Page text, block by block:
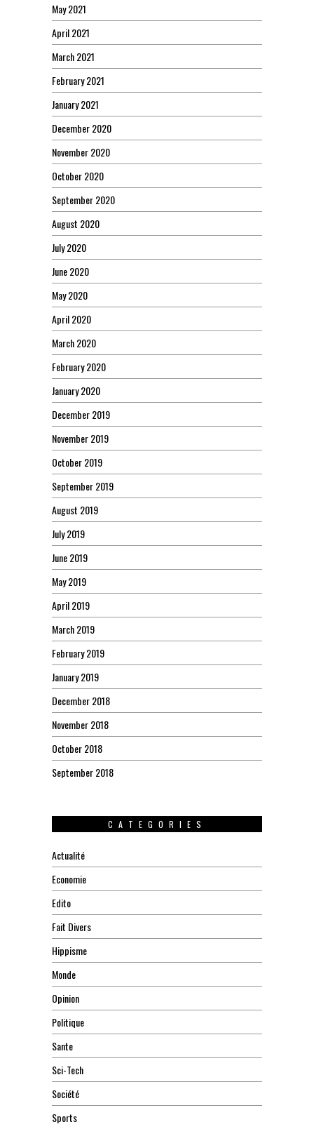
May 2021
April 2021
March 2021
February 2021
January 2021
December 2020
November 2020
October 2020
September 2020
August 2020
July 2020
June 2020
May 2020
April 2020
March 2020
February 2020
January 2020
December 2019
November 2019
October 2019
September 2019
August 2019
July 2019
June 2019
May 2019
April 2019
March 2019
February 2019
January 2019
December 2018
November 2018
October 2018
September 2018
CATEGORIES
Actualité
Economie
Edito
Fait Divers
Hippisme
Monde
Opinion
Politique
Sante
Sci-Tech
Société
Sports